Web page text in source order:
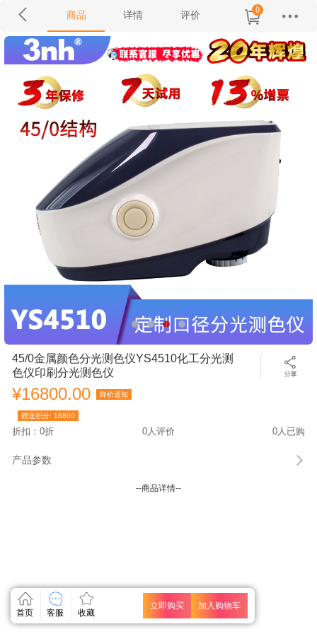
商品 详情 评价 0
45/0金属颜色分光测色仪YS4510化工分光测
色仪印刷分光测色仪
¥16800.00 降价通知
赠送积分: 16800
折扣：0折 0人评价 0人已购
产品参数
--商品详情--
关闭
关闭
关闭
关闭
关闭
关闭
首页 客服 收藏
加入购物车
立即购买